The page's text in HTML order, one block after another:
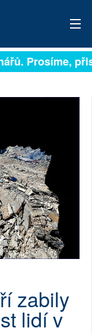
Prosíme,
zabily
lidí v